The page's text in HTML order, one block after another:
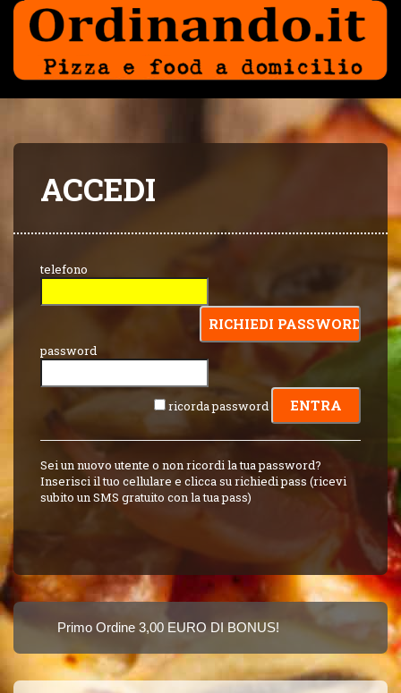
ACCEDI
telefono
password
ricorda password
Sei un nuovo utente o non ricordi la tua password?
Inserisci il tuo cellulare e clicca su richiedi pass (ricevi
subito un SMS gratuito con la tua pass)
Primo Ordine 3,00 EURO DI BONUS!
8 PUNTI 3,00